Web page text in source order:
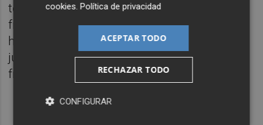
totalmente recuperados de sus problemas
físicos. Tanto el valenciano como el
holandés regresaron el pasado miércoles
jugando los últimos minutos del partido
frente al Racing de Ferrol.
cookies.Política de privacidad
ACEPTAR TODO
RECHAZAR TODO
CONFIGURAR